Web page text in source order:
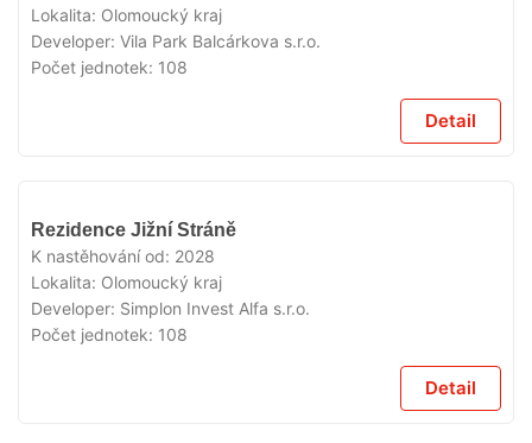
Lokalita: Olomoucký kraj
Developer: Vila Park Balcárkova s.r.o.
Počet jednotek: 108
Detail
Rezidence Jižní Stráně
K nastěhování od: 2028
Lokalita: Olomoucký kraj
Developer: Simplon Invest Alfa s.r.o.
Počet jednotek: 108
Detail